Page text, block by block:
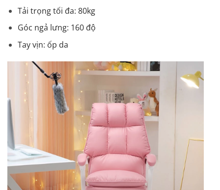
Tải trọng tối đa: 80kg
Góc ngả lưng: 160 độ
Tay vịn: ốp da